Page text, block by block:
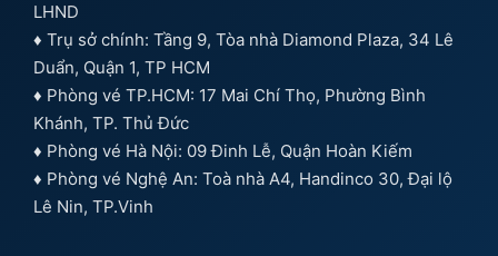
LHND
♦ Trụ sở chính: Tầng 9, Tòa nhà Diamond Plaza, 34 Lê
Duẩn, Quận 1, TP HCM
♦ Phòng vé TP.HCM: 17 Mai Chí Thọ, Phường Bình
Khánh, TP. Thủ Đức
♦ Phòng vé Hà Nội: 09 Đinh Lễ, Quận Hoàn Kiếm
♦ Phòng vé Nghệ An: Toà nhà A4, Handinco 30, Đại lộ
Lê Nin, TP.Vinh